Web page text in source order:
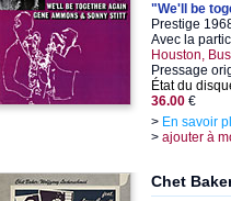
"We'll be
Prestige
Avec la
Houston,
Pressage
État du
36.00 €
> En savoir
> ajouter à
Chet